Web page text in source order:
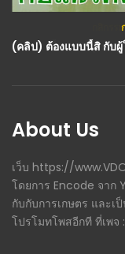
About Us
เว็บ https://
โดยการ Encode จาก
กับกับการเกษตร และเ
โปรโมทโพสอีกที ที่เพจ